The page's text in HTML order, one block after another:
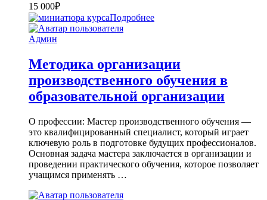
15 000₽
Подробнее
Админ
Методика организации
производственного обучения в
образовательной организации
О профессии: Мастер производственного обучения —
это квалифицированный специалист, который играет
ключевую роль в подготовке будущих профессионалов.
Основная задача мастера заключается в организации и
проведении практического обучения, которое позволяет
учащимся применять …